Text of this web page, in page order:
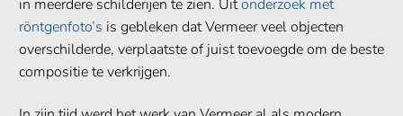
in meerdere schilderijen te zien. Uitonderzoek met
röntgenfoto’s is gebleken dat Vermeer veel objecten
overschilderde, verplaatste of juist toevoegde om de beste
compositie te verkrijgen.